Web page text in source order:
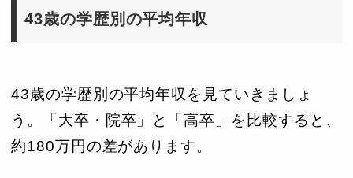
43歳の学歴別の平均年収
43歳の学歴別の平均年収を見ていきましょ
う。「大卒・院卒」と「高卒」を比較すると、
約180万円の差があります。